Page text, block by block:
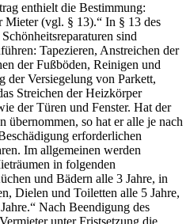
enthielt die Bestimmung:
Mieter (vgl. § 13).“ In § 13 des
sind
Tapezieren, Anstreichen der
der Fußböden, Reinigen und
der Versiegelung von Parkett,
Streichen der Heizkörper
der Türen und Fenster. Hat der
übernommen, so hat er alle je nach
erforderlichen
Im allgemeinen werden
in folgenden
und Bädern alle 3 Jahre, in
Dielen und Toiletten alle 5 Jahre,
Nach Beendigung des